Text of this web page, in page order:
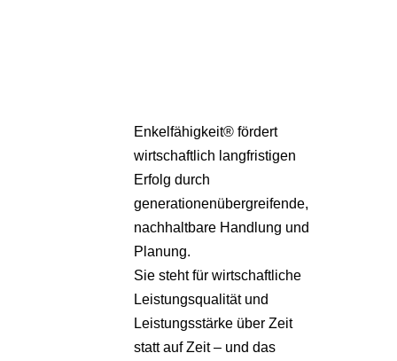
Enkelfähigkeit® fördert
wirtschaftlich langfristigen
Erfolg durch
generationenübergreifende,
nachhaltbare Handlung und
Planung.
Sie steht für wirtschaftliche
Leistungsqualität und
Leistungsstärke über Zeit
statt auf Zeit – und das